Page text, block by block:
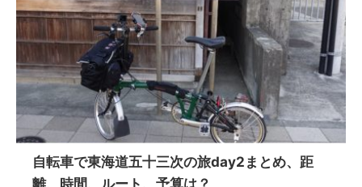
自転車で東海道五十三次の旅day2まとめ、距
離、時間、ルート、予算は？